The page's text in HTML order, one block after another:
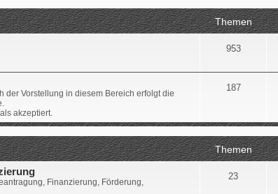
Themen
953
der Vorstellung in diesem Bereich erfolgt die
als akzeptiert.
187
Themen
Finanzierung, Förderung,
23